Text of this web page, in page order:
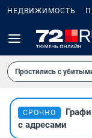
НЕДВИЖИМОСТЬ
Простились с
СРОЧНО
с адресами